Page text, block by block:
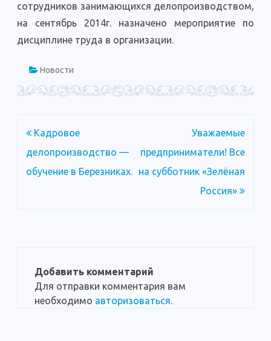
сотрудников занимающихся делопроизводством,
на сентябрь 2014г. назначено мероприятие по
дисциплине труда в организации.
Новости
Навигация
по
записям
Кадровое
делопроизводство —
обучение в Березниках.
Уважаемые
предприниматели! Все
на субботник «Зелёная
Россия»
Добавить комментарий
Для отправки комментария вам
необходимо авторизоваться.